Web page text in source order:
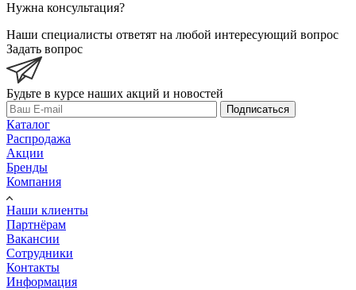
Нужна консультация?
Наши специалисты ответят на любой интересующий вопрос
Задать вопрос
Будьте в курсе наших акций и новостей
Подписаться
Каталог
Распродажа
Акции
Бренды
Компания
Наши клиенты
Партнёрам
Вакансии
Сотрудники
Контакты
Информация